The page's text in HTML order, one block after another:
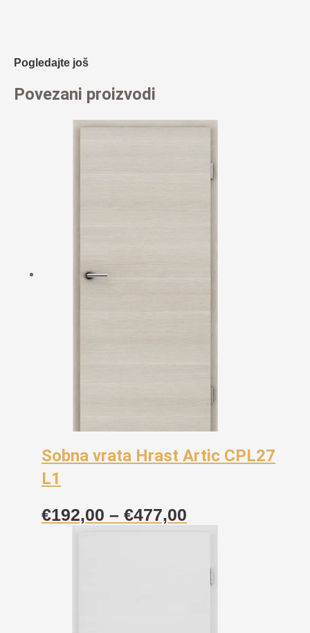
Pogledajte još
Povezani proizvodi
Sobna vrata Hrast Artic CPL27
L1
€192,00 – €477,00